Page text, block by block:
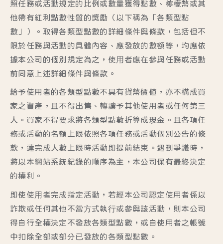
照任務或活動規定的比例或數量獲得點數、檸檬幣或其
他帶有紅利點數性質的獎勵（以下稱為「各類型點
數」）。取得各類型點數的詳細條件與條款，包括但不
限於任務與活動的具體內容、應發放的數額等，均應依
據本公司的個別規定為之，使⽤者應在參與任務或活動
前同意上述詳細條件與條款。
給予使用者的各類型點數不具有貨幣價值，亦不構成買
家之資產，且不得出售、轉讓予其他使用者或任何第三
人。買家不得要求將各類型點數折算成現金。且各項任
務或活動的名額上限依照各項任務或活動個別公告的條
款，達完成人數上限時活動即提前結束。遇到爭議時，
將以本網站系統紀錄的順序為主，本公司保有最終決定
的權利。
即使使⽤者完成指定活動，若經本公司認定使用者係以
詐欺或任何其他不當⽅式執⾏或參與該活動，則本公司
得自行全權決定不發放各類型點數，或自使用者之帳號
中扣除全部或部分已發放的各類型點數。